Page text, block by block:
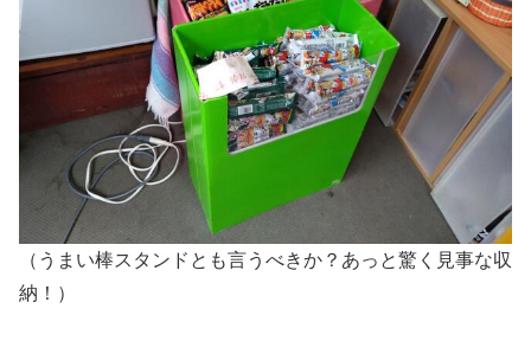
（うまい棒スタンドとも言うべきか？あっと驚く見事な収
納！）